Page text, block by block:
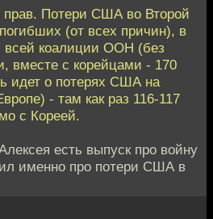
прав. Потери США во Второй
(от всех причин), в
всей коалиции ООН (без
вместе с корейцами - 170
идет о потерях США на
- там как раз 116-117
с Кореей.
есть выпуск про войну
именно про потери США в